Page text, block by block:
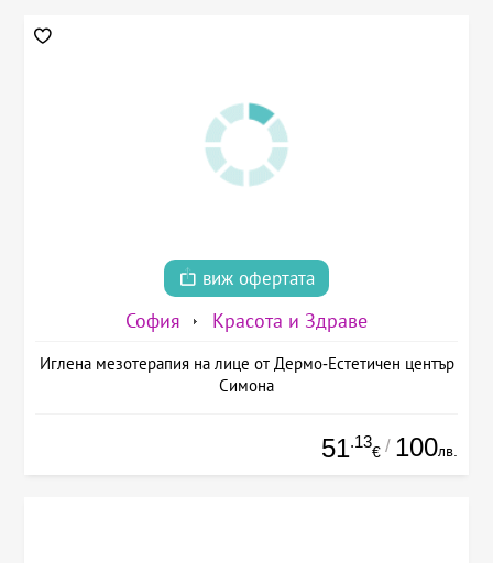
виж офертата
София Красота и Здраве
Иглена мезотерапия на лице от Дермо-Естетичен център
Симона
51.13
€ / 100лв.